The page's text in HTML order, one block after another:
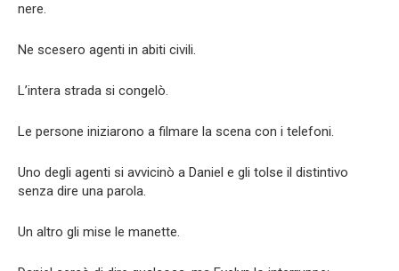
nere.
Ne scesero agenti in abiti civili.
L’intera strada si congelò.
Le persone iniziarono a filmare la scena con i telefoni.
Uno degli agenti si avvicinò a Daniel e gli tolse il distintivo
senza dire una parola.
Un altro gli mise le manette.